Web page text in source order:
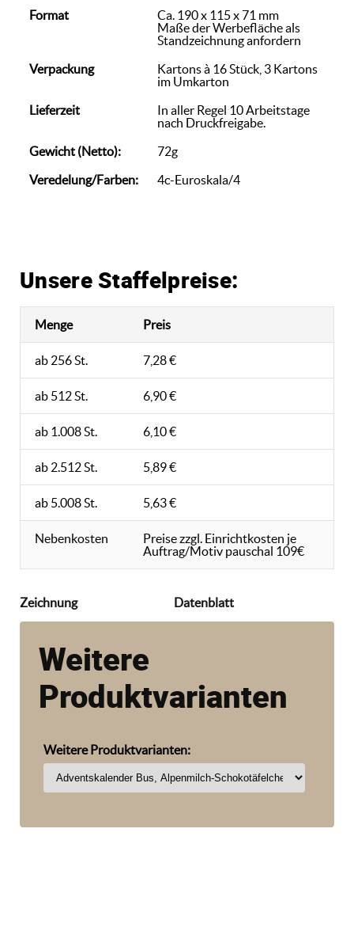
Format
Ca. 190 x 115 x 71 mm
Maße der Werbefläche als
Standzeichnung anfordern
Verpackung
Kartons à 16 Stück, 3 Kartons
im Umkarton
Lieferzeit
In aller Regel 10 Arbeitstage
nach Druckfreigabe.
Gewicht (Netto):
72g
Veredelung/Farben:
4c-Euroskala/4
Unsere Staffelpreise:
Menge Preis
ab 256 St. 7,28 €
ab 512 St. 6,90 €
ab 1.008 St. 6,10 €
ab 2.512 St. 5,89 €
ab 5.008 St. 5,63 €
Nebenkosten
Preise zzgl. Einrichtkosten je
Auftrag/Motiv pauschal 109€
Zeichnung Datenblatt
Weitere
Produktvarianten
Weitere Produktvarianten: